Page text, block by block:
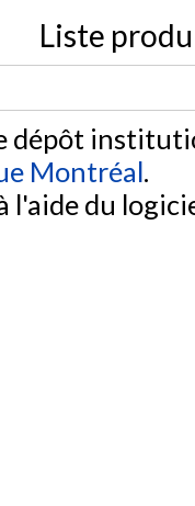
Liste
dépôt
Montréal.
l'aide du